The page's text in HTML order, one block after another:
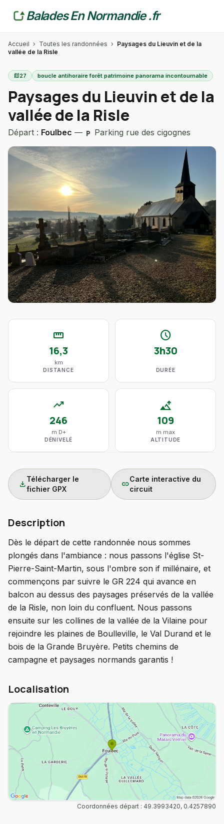
Balades En Normandie .fr
Accueil › Toutes les randonnées › Paysages du Lieuvin et de la
vallée de la Risle
map27 boucle antihoraire forêt patrimoine panorama incontournable
Paysages du Lieuvin et de la
vallée de la Risle
Départ : Foulbec — local_parking Parking rue des cigognes
straighten
16,3
km
DISTANCE
schedule
3h30
DURÉE
trending_up
246
m D+
DÉNIVELÉ
altitude
109
m max
ALTITUDE
download
Télécharger le
fichier GPX
link
Carte interactive du
circuit
Description
Dès le départ de cette randonnée nous sommes
plongés dans l'ambiance : nous passons l'église St-
Pierre-Saint-Martin, sous l'ombre son if millénaire, et
commençons par suivre le GR 224 qui avance en
balcon au dessus des paysages préservés de la vallée
de la Risle, non loin du confluent. Nous passons
ensuite sur les collines de la vallée de la Vilaine pour
rejoindre les plaines de Boulleville, le Val Durand et le
bois de la Grande Bruyère. Petits chemins de
campagne et paysages normands garantis !
Localisation
Coordonnées départ : 49.3993420, 0.4257890